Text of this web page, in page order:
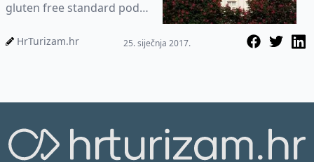
gluten free standard pod
implementacijom strogih
HrTurizam.hr 25. siječnja 2017.